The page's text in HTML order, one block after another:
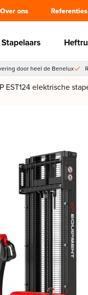
Over ons Referenties
Stapelaars
door heel de Benelux
EST124 elektrische